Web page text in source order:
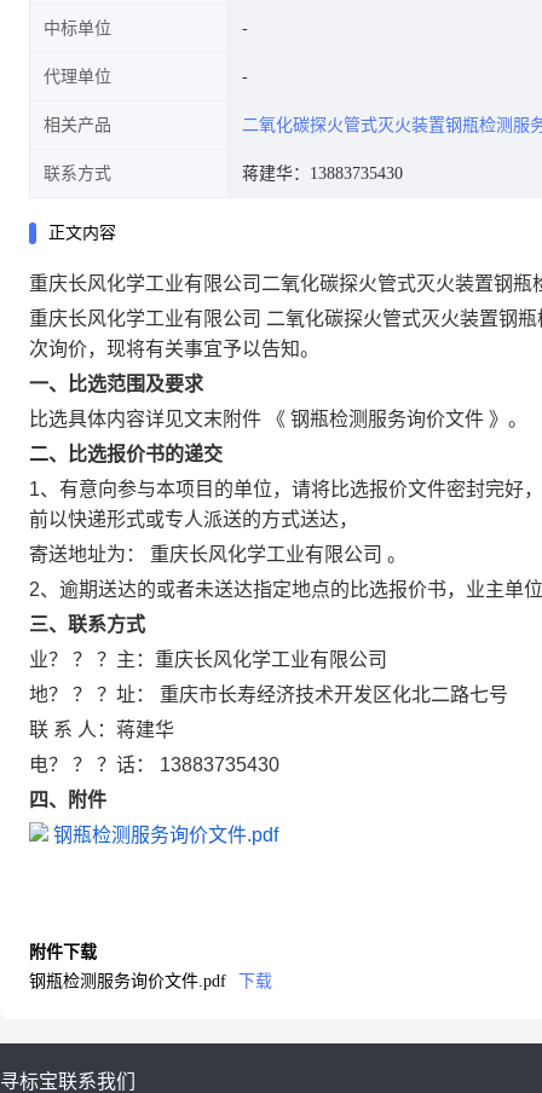
中标单位
代理单位
相关产品 二氧化碳探火管式灭火装置钢瓶检测服
联系方式 蒋建华：13883735430
正文内容
重庆长风化学工业有限公司二氧化碳探火管式灭火装置钢瓶
重庆长风化学工业有限公司 二氧化碳探火管式灭火装置钢
次询价，现将有关事宜予以告知。
一、比选范围及要求
比选具体内容详见文末附件
《 钢瓶检测服务询价文件 》。
二、比选报价书的递交
1、有意向参与本项目的单位，请将比选报价文件密封完好
前以快递形式或专人派送的方式送达，
寄送地址为： 重庆长风化学工业有限公司 。
2、逾期送达的或者未送达指定地点的比选报价书，业主单
三、联系方式
业？ ？ ？主：重庆长风化学工业有限公司
地？ ？ ？址： 重庆市长寿经济技术开发区化北二路七号
联 系 人：蒋建华
电？ ？ ？话： 13883735430
四、附件
钢瓶检测服务询价文件.pdf
附件下载
钢瓶检测服务询价文件.pdf
下载
寻标宝联系我们